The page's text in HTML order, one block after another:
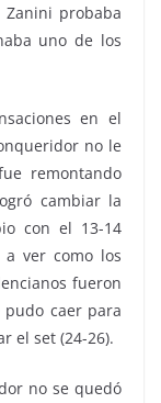
probaba
uno de los
en el
no le
remontando
cambiar la
con el 13-14
ver como los
fueron
caer para
el set (24-26).
no se quedó